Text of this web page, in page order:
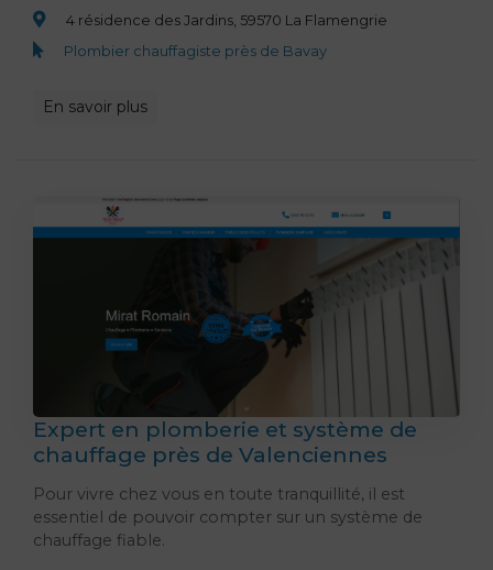
4 résidence des Jardins, 59570 La Flamengrie
Plombier chauffagiste près de Bavay
En savoir plus
Expert en plomberie et système de
chauffage près de Valenciennes
Pour vivre chez vous en toute tranquillité, il est
essentiel de pouvoir compter sur un système de
chauffage fiable.